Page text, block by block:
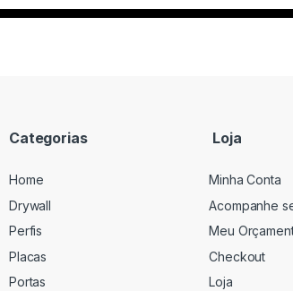
Categorias
Home
Drywall
Perfis
Placas
Portas
Loja
Minha Conta
Acompanhe
Meu
Checkout
Loja